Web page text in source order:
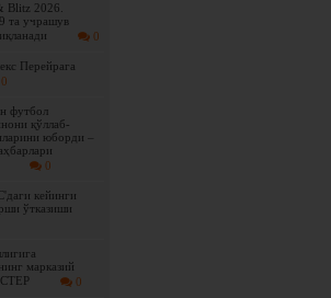
Blitz 2026.
та учрашув
0
Перейрага
0
футбол
қўллаб-
юборди –
0
кейинги
ўтказиши
марказий
0